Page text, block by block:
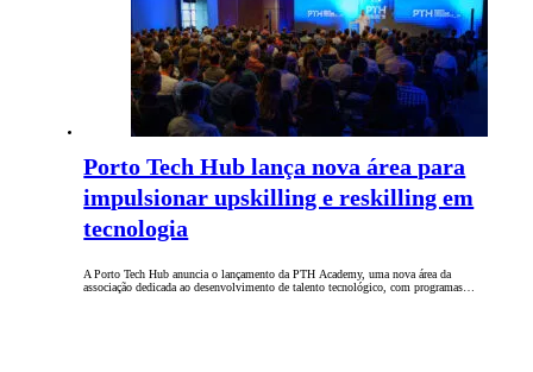
Porto Tech Hub lança nova área para
impulsionar upskilling e reskilling em
tecnologia
A Porto Tech Hub anuncia o lançamento da PTH Academy, uma nova área da
associação dedicada ao desenvolvimento de talento tecnológico, com programas…